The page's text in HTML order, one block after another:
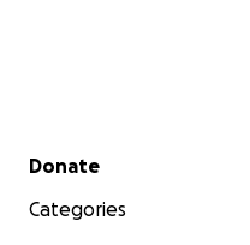
Secondary menu
Donate
Categories